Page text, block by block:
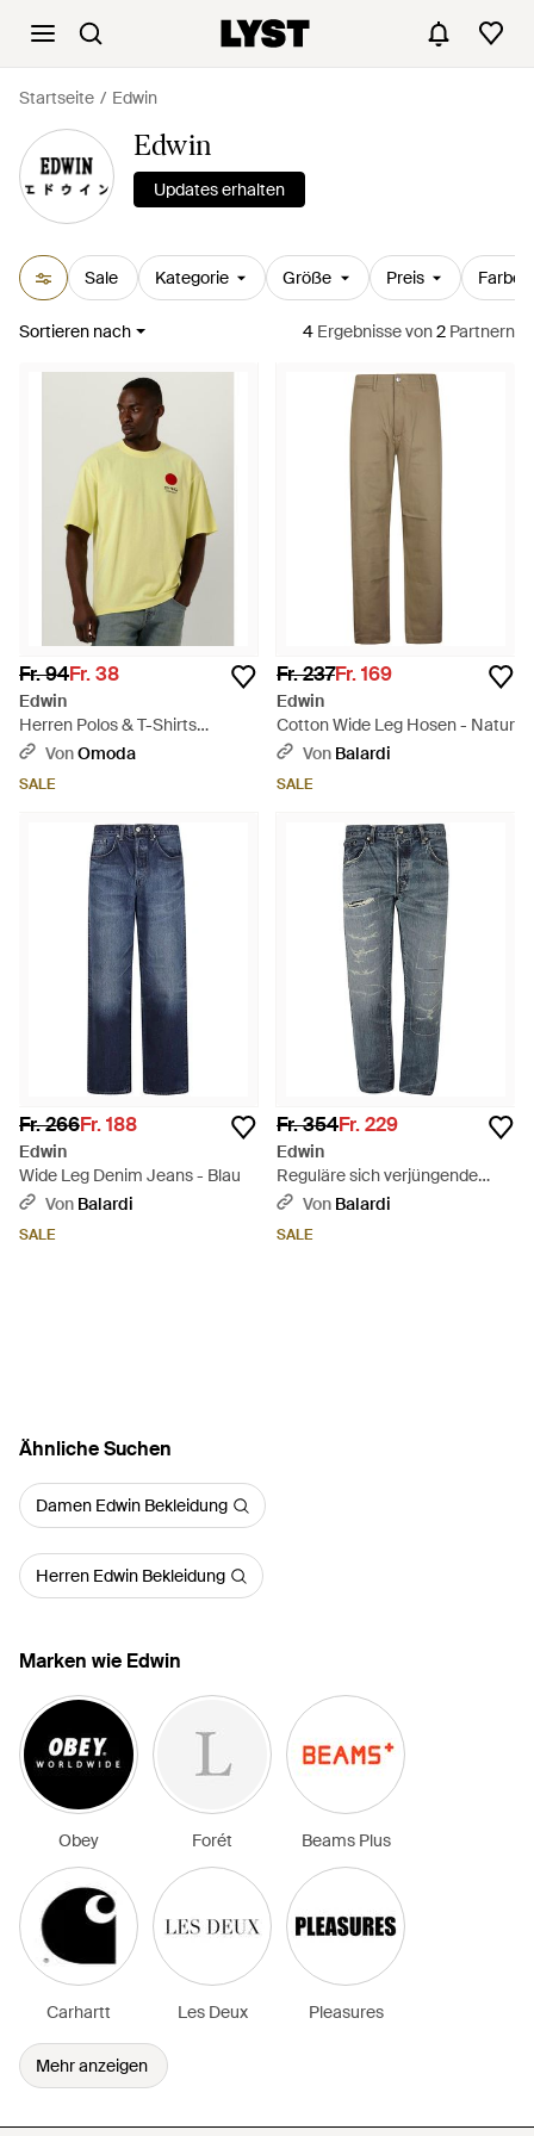
Startseite Edwin
Edwin
Updates erhalten
Sale Kategorie Größe Preis Farbe
Sortieren nach 4 Ergebnissevon2 Partnern
Fr. 94Fr. 38
Edwin
Herren Polos & T-Shirts
Japanese Sun Ts - Gelb
VonOmoda
SALE
Fr. 237Fr. 169
Edwin
Cotton Wide Leg Hosen - Natur
Von Balardi
SALE
Fr. 266Fr. 188
Edwin
Wide Leg Denim Jeans - Blau
Von Balardi
SALE
Fr. 354Fr. 229
Edwin
Reguläre sich verjüngende
Jeans -Jeans - Blau
Von Balardi
SALE
Ähnliche Suchen
Damen Edwin Bekleidung
Herren Edwin Bekleidung
Marken wie Edwin
Obey Forét Beams Plus
Carhartt Les Deux Pleasures
Mehr anzeigen